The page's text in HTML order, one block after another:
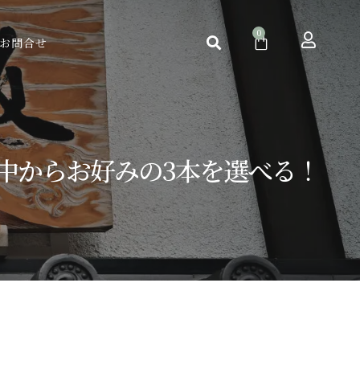
お問合せ
らお好みの3本を選べる！